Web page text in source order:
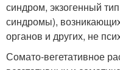
синдром, экзогенный
синдромы),
органов и других, не
Сомато-вегетативное